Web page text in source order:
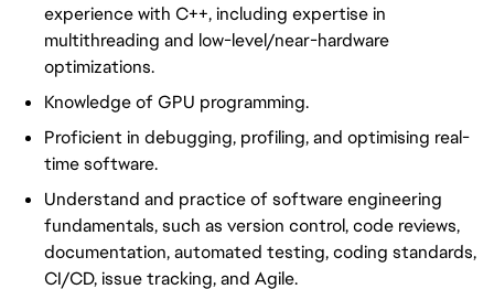
experience with C++, including expertise in
multithreading and low-level/near-hardware
optimizations.
Knowledge of GPU programming.
Proficient in debugging, profiling, and optimising real-
time software.
Understand and practice of software engineering
fundamentals, such as version control, code reviews,
documentation, automated testing, coding standards,
CI/CD, issue tracking, and Agile.